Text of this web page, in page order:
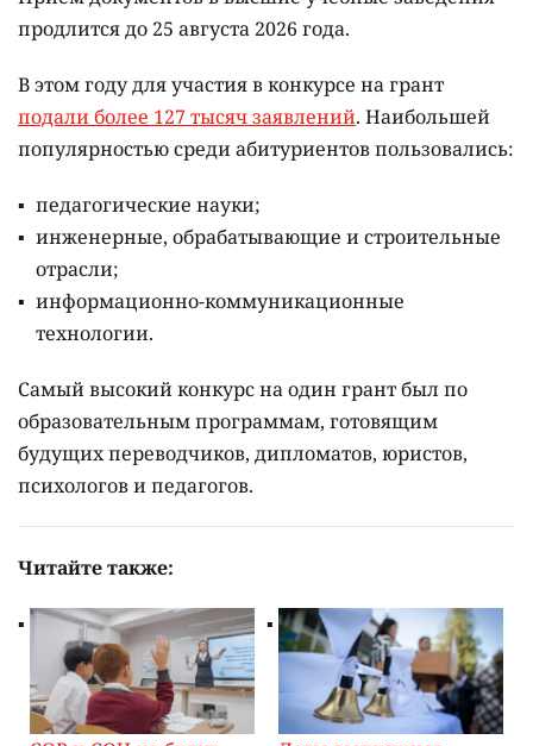
продлится до 25 августа 2026 года.
В этом году для участия в конкурсе на грант
подали более 127 тысяч заявлений. Наибольшей
популярностью среди абитуриентов пользовались:
педагогические науки;
инженерные, обрабатывающие и строительные
отрасли;
информационно-коммуникационные
технологии.
Самый высокий конкурс на один грант был по
образовательным программам, готовящим
будущих переводчиков, дипломатов, юристов,
психологов и педагогов.
Читайте также: